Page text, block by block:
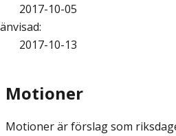
2017-10-05
:
2017-10-13
Motioner
Motioner är förslag som